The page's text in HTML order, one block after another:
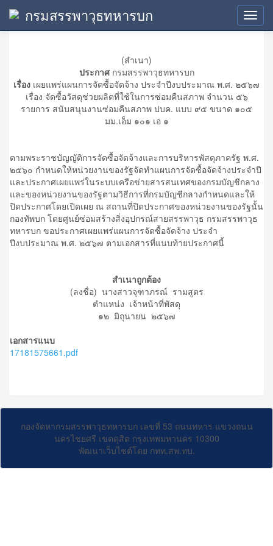
กรมสรรพาวุธทหารบก
ประกาศเผยแพร่แผน
(สำเนา)
ประกาศกรมสรรพาวุธทหารบก
เรื่อง เผยแพร่แผนการจัดซื้อจัดจ้าง ประจำปีงบประมาณ พ.ศ. ๒๕๖๗
เรื่อง จัดซื้อวัสดุช่วยผลิตที่ใช้ในการซ่อมคืนสภาพ จำนวน ๕๖
รายการ สนับสนุนงานซ่อมคืนสภาพ ปบค. แบบ ๙๕ ขนาด ๑๐๕
มม.เอ็ม ๑๐๑ เอ ๑
ตามพระราชบัญญัติการจัดซื้อจัดจ้างและการบริหารพัสดุภาครัฐ พ.ศ.
๒๕๖๐ กำหนดให้หน่วยงานของรัฐจัดทำแผนการจัดซื้อจัดจ้างประจำปี
และประกาศเผยแพร่ในระบบเครือข่ายสารสนเทศของกรมบัญชีกลาง
และของหน่วยงานของรัฐตามวิธีการที่กรมบัญชีกลางกำหนดและให้
ปิดประกาศโดยเปิดเผย ณ สถานที่ปิดประกาศของหน่วยงานของรัฐนั้น
กองทัพบก โดยศูนย์ซ่อมสร้างสิ่งอุปกรณ์สายสรรพาวุธ กรมสรรพาวุธ
ทหารบก ขอประกาศเผยแพร่แผนการจัดซื้อจัดจ้าง ประจำ
ปีงบประมาณ พ.ศ. ๒๕๖๗ ตามเอกสารที่แนบท้ายประกาศนี้
สำเนาถูกต้อง
(ลงชื่อ) นางสาวจุฑาภรณ์ รามสูตร
ตำแหน่ง เจ้าหน้าที่พัสดุ
๑๒ มิถุนายน ๒๕๖๗
เอกสารแนบ
17181575661.pdf
กองจัดหากรมสรรพาวุธทหารบก เลขที่ 53 ถนนทหาร แขวงถนน
นครไชยศรี เขตดุสิต กรุงเทพมหานคร 10300
พัฒนาเว็บไซต์โดย กทท.สพ.ทบ.